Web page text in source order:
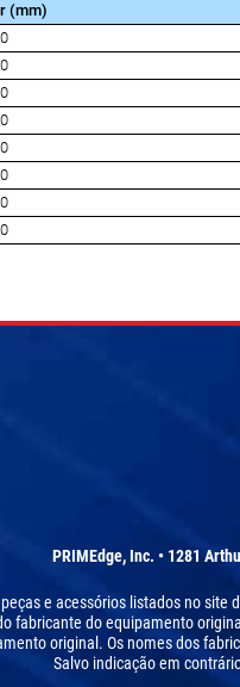
(mm)
PRIMEdge, Inc. • 1281
e acessórios listados no site
fabricante do equipamento
original. Os nomes dos
Salvo indicação em